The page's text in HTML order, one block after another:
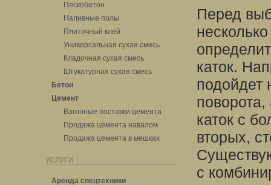
Пескобетон
Наливные полы
Плиточный клей
Универсальная сухая смесь
Кладочная сухая смесь
Штукатурная сухая смесь
Бетон
Цемент
Вагонные поставки цемента
Продажа цемента навалом
Продажа цемента в мешках
УСЛУГИ
Аренда спецтехники
Перед
каток.
подойдет
каток с
вторых,
с